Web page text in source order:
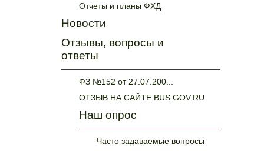
Отчеты и планы ФХД
Новости
Отзывы, вопросы и
ответы
ФЗ №152 от 27.07.200...
ОТЗЫВ НА САЙТЕ BUS.GOV.RU
Наш опрос
Часто задаваемые вопросы